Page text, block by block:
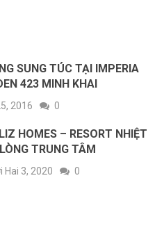
SUNG TÚC TẠI IMPERIA
423 MINH KHAI
2016 0
HOMES – RESORT NHIỆT
TRUNG TÂM
Hai 3, 2020 0